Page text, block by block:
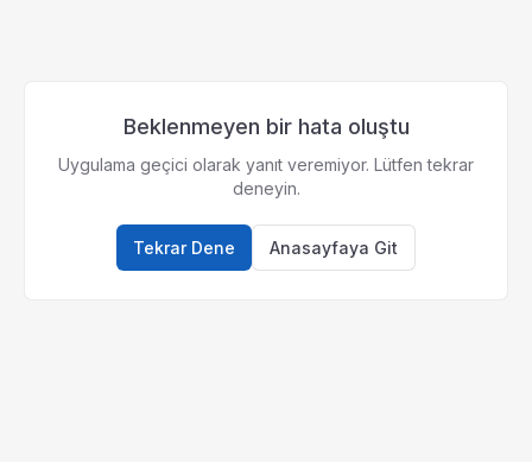
Beklenmeyen bir hata oluştu
Uygulama geçici olarak yanıt veremiyor. Lütfen tekrar
deneyin.
Tekrar Dene Anasayfaya Git